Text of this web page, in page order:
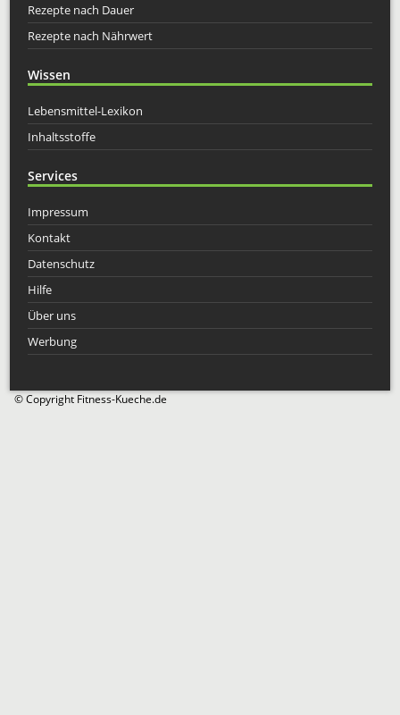
Rezepte nach Dauer
Rezepte nach Nährwert
Wissen
Lebensmittel-Lexikon
Inhaltsstoffe
Services
Impressum
Kontakt
Datenschutz
Hilfe
Über uns
Werbung
© Copyright Fitness-Kueche.de